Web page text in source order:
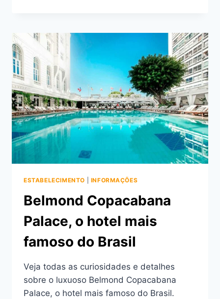
CONHEÇA
AS
ACOMODAÇÕES
PROXIMIDADES
ESTABELECIMENTO INFORMAÇÕES
Belmond Copacabana
Palace, o hotel mais
famoso do Brasil
Veja todas as curiosidades e detalhes
sobre o luxuoso Belmond Copacabana
Palace, o hotel mais famoso do Brasil.